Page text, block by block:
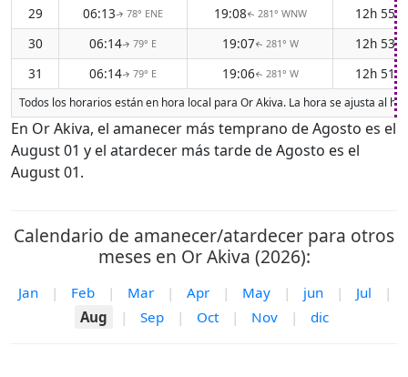
29 06:13↑ 78° ENE 19:08↑ 281° WNW
12h 55m
30
06:14↑ 79° E 19:07↑ 281° W
12h 53m
31
06:14↑ 79° E 19:06↑ 281° W 12h 51m
Todos los horarios están en hora local para Or Akiva. La hora se ajusta al
En Or Akiva, el amanecer más temprano de Agosto es el
August 01 y el atardecer más tarde de Agosto es el
August 01.
Calendario de amanecer/atardecer para otros
meses en Or Akiva (2026):
Jan | Feb | Mar | Apr | May | jun | Jul
|
Aug
| Sep | Oct | Nov | dic